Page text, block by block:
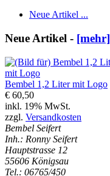
Neue Artikel ...
Neue Artikel - [mehr]
Bembel 1,2 Liter mit Logo
€ 60,50
inkl. 19% MwSt.
zzgl. Versandkosten
Bembel Seifert
Inh.: Ronny Seifert
Hauptstrasse 12
55606 Königsau
Tel.: 06765/450